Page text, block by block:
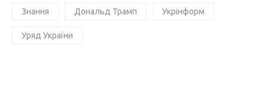
Знання Дональд Трамп Укрінформ
Уряд України